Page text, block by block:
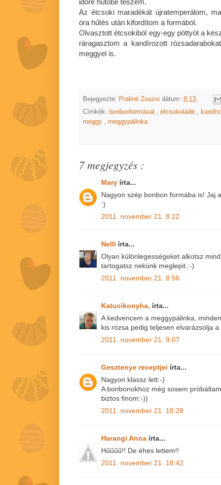
időre hűtőbe teszem.
Az étcsoki maradékát újratemperálom,
óra hűtés után kifordítom a formából.
Olvasztott étcsokiból egy-egy pöttyöt a
ráragasztom a kandírozott
meggyel is.
Bejegyezte: Praliné Zsuzsi dátum: 8:13
Címkék: bonbonformával , étcsokoládé ,
meggy , meggypálinka
7 megjegyzés :
Mary írta...
Nagyon szép bonbon formába is! Jaj
:)
2011. november 21. 8:22
Nelli írta...
Olyan különlegességeket alkotsz
tartogatsz nekünk meglepit.:-)
2011. november 21. 8:56
Katucikonyha, írta...
A kedvencem a meggypálinka,
kis rózsa pedig teljesen elvarázsolja a
2011. november 21. 9:07
Gesztenye receptjei írta...
Nagyon klassz lett:-)
A bonbonokhoz még sosem
biztos finom:-))
2011. november 21. 18:28
Harangi Anna írta...
Hűűűű!! De éhes lettem!!
2011. november 21. 18:42